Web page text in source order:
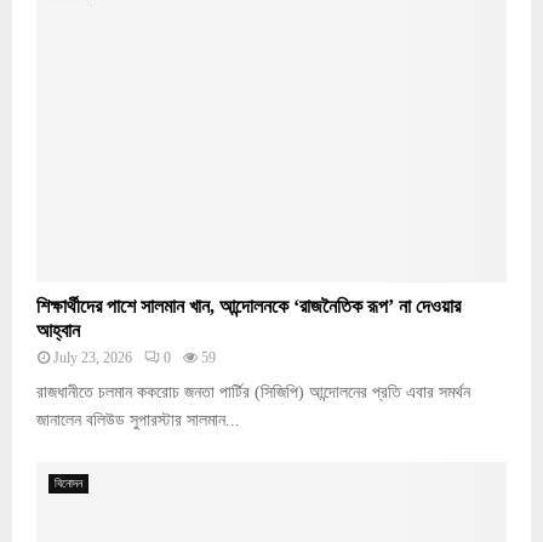
শিক্ষার্থীদের পাশে সালমান খান, আন্দোলনকে ‘রাজনৈতিক রূপ’ না দেওয়ার
আহ্বান
July 23, 2026 0 59
রাজধানীতে চলমান ককরোচ জনতা পার্টির (সিজিপি) আন্দোলনের প্রতি এবার সমর্থন
জানালেন বলিউড সুপারস্টার সালমান...
বিনোদন